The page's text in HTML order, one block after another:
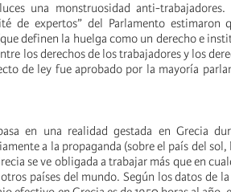
una monstruosidad anti-
de expertos” del Parlamento
definen la huelga como un derecho e
los derechos de los trabajadores y los
de ley fue aprobado por la mayoría
en una realidad gestada en Grecia
a la propaganda (sobre el país del
se ve obligada a trabajar más que en
países del mundo. Según los datos de